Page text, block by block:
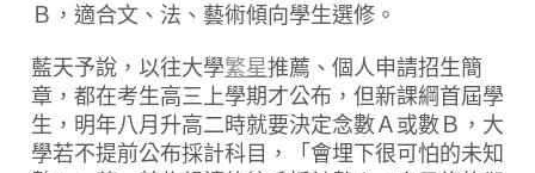
Ｂ，適合文、法、藝術傾向學生選修。
藍天予說，以往大學繁星推薦、個人申請招生簡
章，都在考生高三上學期才公布，但新課綱首屆學
生，明年八月升高二時就要決定念數Ａ或數Ｂ，大
學若不提前公布採計科目，「會埋下很可怕的未知